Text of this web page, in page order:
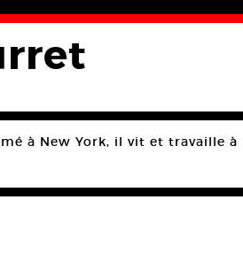
à New York, il vit et travaille à